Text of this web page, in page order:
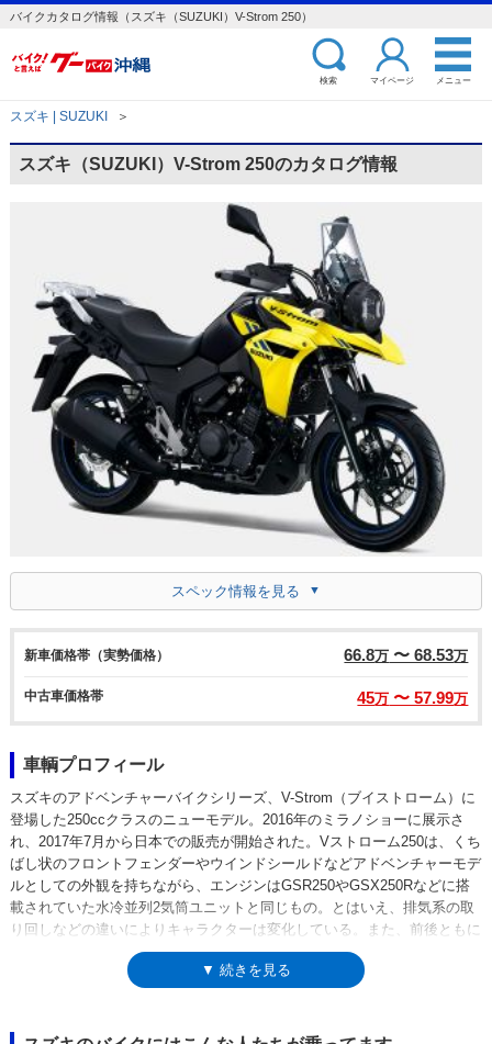
バイクカタログ情報（スズキ（SUZUKI）V-Strom 250）
検索 マイページ メニュー
スズキ | SUZUKI ＞
スズキ（SUZUKI）V-Strom 250のカタログ情報
スペック情報を見る
新車価格帯（実勢価格） 66.8万 〜 68.53万
中古車価格帯 45万 〜 57.99万
車輌プロフィール
スズキのアドベンチャーバイクシリーズ、V-Strom（ブイストローム）に
登場した250ccクラスのニューモデル。2016年のミラノショーに展示さ
れ、2017年7月から日本での販売が開始された。Vストローム250は、くち
ばし状のフロントフェンダーやウインドシールドなどアドベンチャーモデ
ルとしての外観を持ちながら、エンジンはGSR250やGSX250Rなどに搭
載されていた水冷並列2気筒ユニットと同じもの。とはいえ、排気系の取
り回しなどの違いによりキャラクターは変化している。また、前後ともに
17インチのホイールは、通常のロードバイクと同じサイズ。そのため、荒
地をぐいぐい走るというよりも、アップライトで楽なライポジをとりなが
マフラーカバーの形状が変更されたのみ。この年のトピックは、ABS仕様
▼ 続きを見る